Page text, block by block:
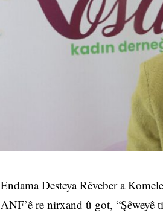
Endama Desteya Rêveber a
ANF’ê re nirxand û got, “Şêweyê